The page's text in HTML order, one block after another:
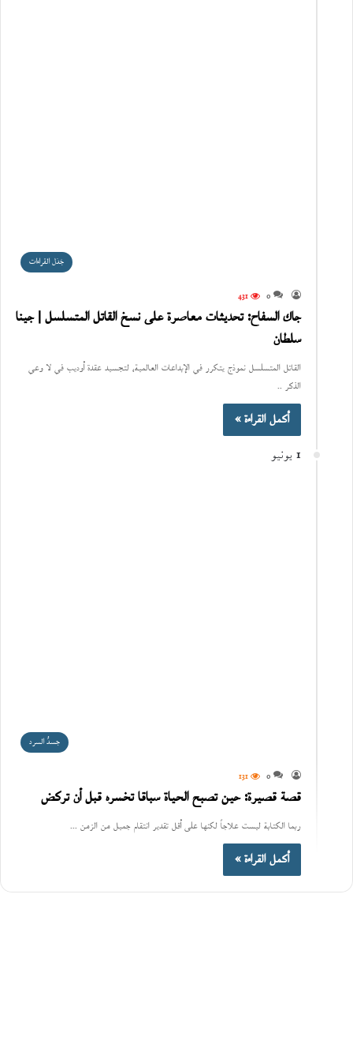
جَدَل القراءات
0
431
جاك السفاح: تحديثات معاصرة على نسخ القاتل المتسلسل | جينا
سلطان
القاتل المتسلسل نموذج يتكرر في الإبداعات العالمية، لتجسيد عقدة أوديب في لا وعي
الذكر ..
أكمل القراءة »
1 يونيو
جسدُ السرد
0
131
قصة قصيرة: حين تصبح الحياة سباقا تخسره قبل أن تركض
ربما الكتابة ليست علاجاً لكنها على أقل تقدير انتقام جميل من الزمن ...
أكمل القراءة »